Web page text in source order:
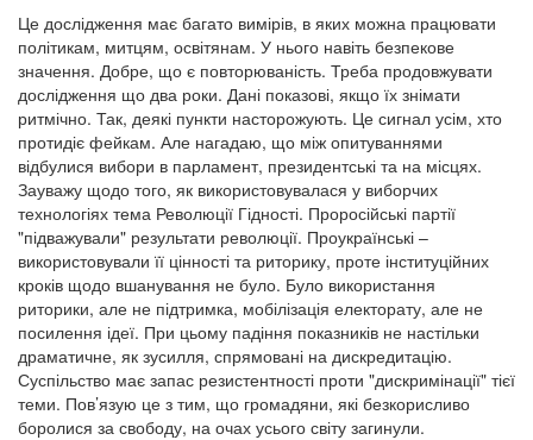
Це дослідження має багато вимірів, в яких можна працювати
політикам, митцям, освітянам. У нього навіть безпекове
значення. Добре, що є повторюваність. Треба продовжувати
дослідження що два роки. Дані показові, якщо їх знімати
ритмічно. Так, деякі пункти насторожують. Це сигнал усім, хто
протидіє фейкам. Але нагадаю, що між опитуваннями
відбулися вибори в парламент, президентські та на місцях.
Зауважу щодо того, як використовувалася у виборчих
технологіях тема Революції Гідності. Проросійські партії
"підважували" результати революції. Проукраїнські –
використовували її цінності та риторику, проте інституційних
кроків щодо вшанування не було. Було використання
риторики, але не підтримка, мобілізація електорату, але не
посилення ідеї. При цьому падіння показників не настільки
драматичне, як зусилля, спрямовані на дискредитацію.
Суспільство має запас резистентності проти "дискримінації" тієї
теми. Пов’язую це з тим, що громадяни, які безкорисливо
боролися за свободу, на очах усього світу загинули.